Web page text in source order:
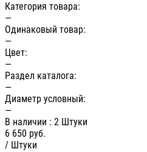
Категория товара:
—
Одинаковый товар:
—
Цвет:
—
Раздел каталога:
—
Диаметр условный:
—
В наличии : 2 Штуки
6 650 руб.
/ Штуки